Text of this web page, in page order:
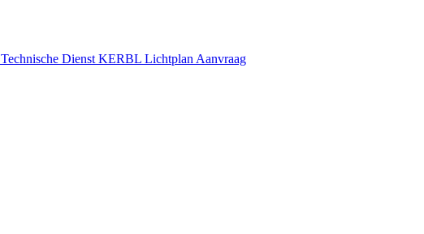
Technische Dienst KERBL Lichtplan Aanvraag